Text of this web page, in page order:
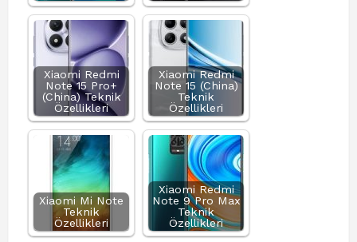
Xiaomi Redmi
Note 15 Pro+
(China) Teknik
Özellikleri
Xiaomi Redmi
Note 15 (China)
Teknik
Özellikleri
Xiaomi Mi Note
Teknik
Özellikleri
Xiaomi Redmi
Note 9 Pro Max
Teknik
Özellikleri